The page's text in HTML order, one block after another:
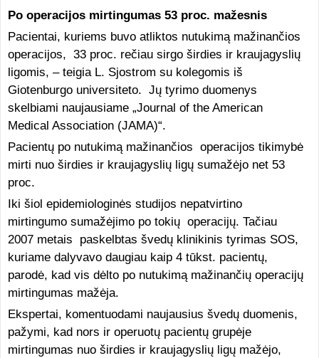
Po operacijos mirtingumas 53 proc. mažesnis
Pacientai, kuriems buvo atliktos nutukimą mažinančios
operacijos, 33 proc. rečiau sirgo širdies ir kraujagyslių
ligomis, – teigia L. Sjostrom su kolegomis iš
Giotenburgo universiteto. Jų tyrimo duomenys
skelbiami naujausiame „Journal of the American
Medical Association (JAMA)“.
Pacientų po nutukimą mažinančios operacijos tikimybė
mirti nuo širdies ir kraujagyslių ligų sumažėjo net 53
proc.
Iki šiol epidemiologinės studijos nepatvirtino
mirtingumo sumažėjimo po tokių operacijų. Tačiau
2007 metais paskelbtas švedų klinikinis tyrimas SOS,
kuriame dalyvavo daugiau kaip 4 tūkst. pacientų,
parodė, kad vis dėlto po nutukimą mažinančių operacijų
mirtingumas mažėja.
Ekspertai, komentuodami naujausius švedų duomenis,
pažymi, kad nors ir operuotų pacientų grupėje
mirtingumas nuo širdies ir kraujagyslių ligų mažėjo,